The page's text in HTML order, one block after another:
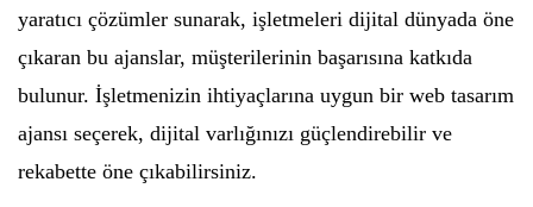
yaratıcı çözümler sunarak, işletmeleri dijital dünyada öne
çıkaran bu ajanslar, müşterilerinin başarısına katkıda
bulunur. İşletmenizin ihtiyaçlarına uygun bir web tasarım
ajansı seçerek, dijital varlığınızı güçlendirebilir ve
rekabette öne çıkabilirsiniz.